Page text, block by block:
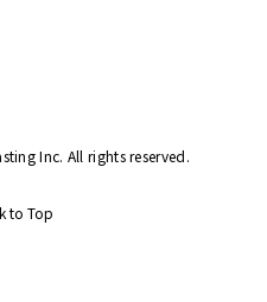
Inc. All rights reserved.
to Top